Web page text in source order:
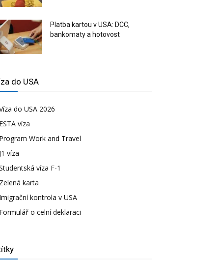
Platba kartou v USA: DCC,
bankomaty a hotovost
do USA
do USA 2026
víza
Work and Travel
víza
víza F-1
karta
kontrola v USA
o celní deklaraci